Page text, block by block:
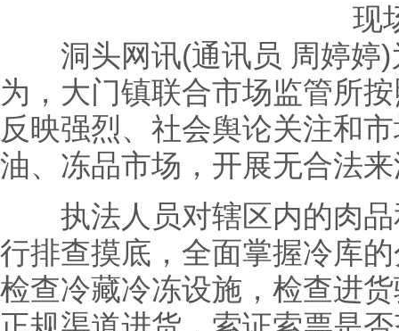
现
洞头网讯(通讯员 周婷婷)
为，大门镇联合市场监管所
反映强烈、社会舆论关注和
油、冻品市场，开展无合法来
执法人员对辖区内的肉品
行排查摸底，全面掌握冷库
检查冷藏冷冻设施，检查进